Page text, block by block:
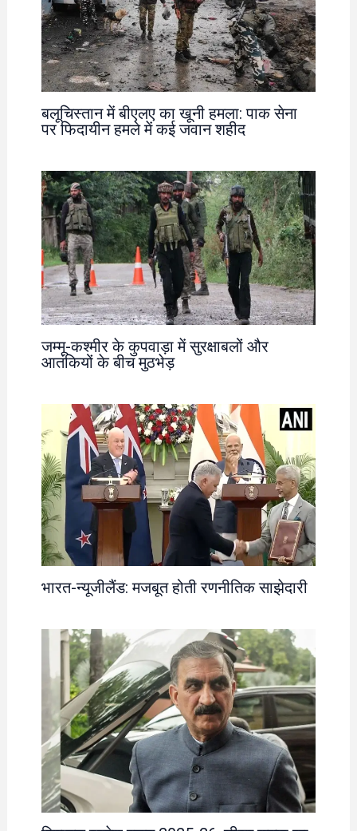
बलूचिस्तान में बीएलए का खूनी हमला: पाक सेना
पर फिदायीन हमले में कई जवान शहीद
जम्मू-कश्मीर के कुपवाड़ा में सुरक्षाबलों और
आतंकियों के बीच मुठभेड़
भारत-न्यूजीलैंड: मजबूत होती रणनीतिक साझेदारी